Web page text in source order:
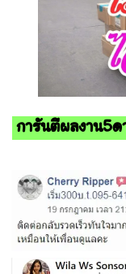
การันตีผลงาน5ด